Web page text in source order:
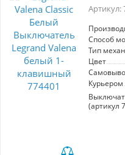
Артикул:
Способ
Тип
Цвет
Курьером
(артикул
вашем